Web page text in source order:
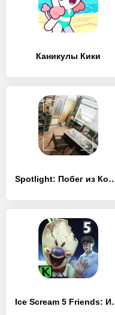
Каникулы Кики
Spotlight: Побег
Ice